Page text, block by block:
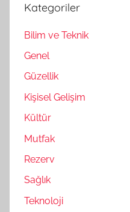
Kategoriler
Bilim ve Teknik
Genel
Güzellik
Kişisel Gelişim
Kültür
Mutfak
Rezerv
Sağlık
Teknoloji